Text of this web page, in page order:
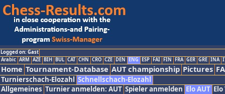
Logged on: Gast
Arabic ARM AZE BIH BUL CAT CHN CRO CZE DEN ENG ESP FAI FIN FRA GER GRE INA
Home Tournament-Database AUT championship Pictures
Turnierschach-Elozahl Schnellschach-Elozahl
Allgemeines Turnier anmelden: AUT Spieler anmelden Elo AUT